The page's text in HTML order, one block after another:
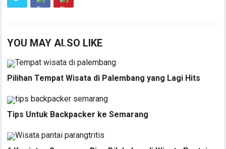
YOU MAY ALSO LIKE
Pilihan Tempat Wisata di Palembang yang Lagi Hits
Tips Untuk Backpacker ke Semarang